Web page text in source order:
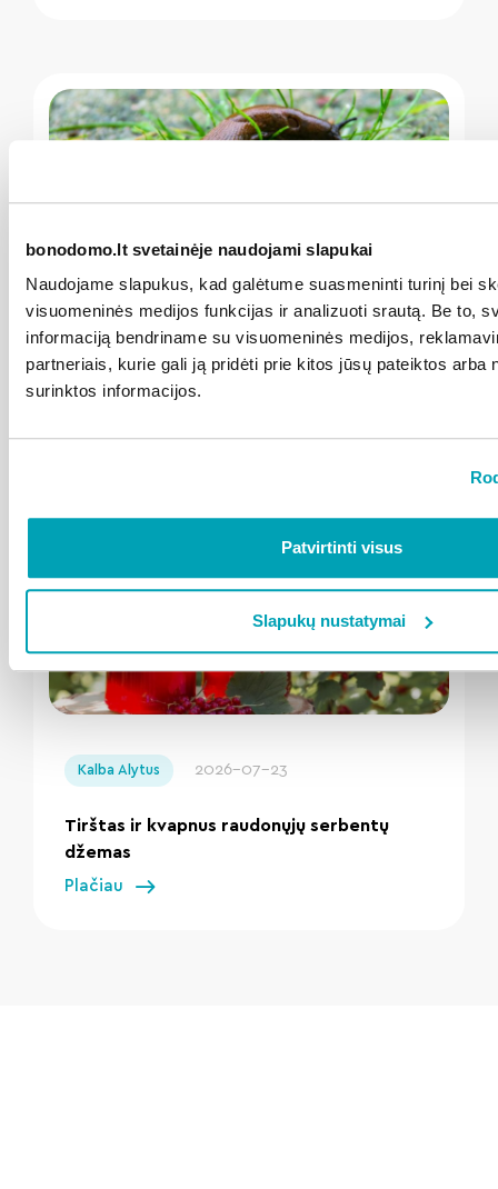
bonodomo.lt svetainėje naudojami slapukai
Naudojame slapukus, kad galėtume suasmeninti turinį bei
visuomeninės medijos funkcijas ir analizuoti srautą. Be to,
informaciją bendriname su visuomeninės medijos,
partneriais, kurie gali ją pridėti prie kitos jūsų pateiktos arba
surinktos informacijos.
Patvirtinti visus
Slapukų nustatymai
Kalba Alytus 2026-07-28
Invaziniai šliužai užkariauja kiemus: kaip su
jais kovoti?
Kalba Alytus 2026-07-23
Tirštas ir kvapnus raudonųjų serbentų
džemas
Plačiau